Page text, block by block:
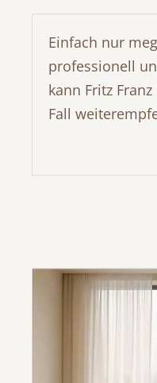
Einfach nur
professionell
kann Fritz
Fall